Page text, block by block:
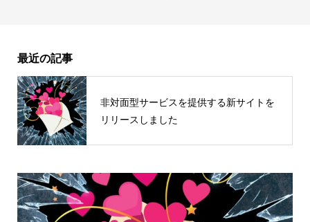
最近の記事
非対面型サービスを提供する新サイトを
リリースしました